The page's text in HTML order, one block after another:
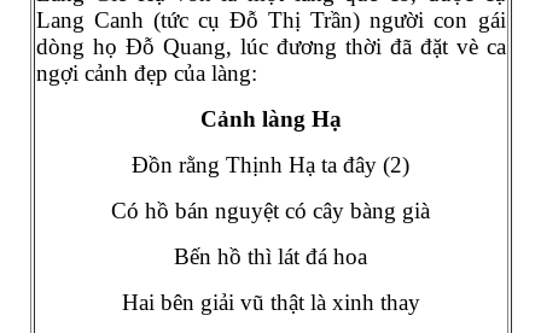
Lang Canh (tức cụ Đỗ Thị Trần) người con gái
dòng họ Đỗ Quang, lúc đương thời đã đặt vè ca
ngợi cảnh đẹp của làng:
Cảnh làng Hạ
Đồn rằng Thịnh Hạ ta đây (2)
Có hồ bán nguyệt có cây bàng già
Bến hồ thì lát đá hoa
Hai bên giải vũ thật là xinh thay